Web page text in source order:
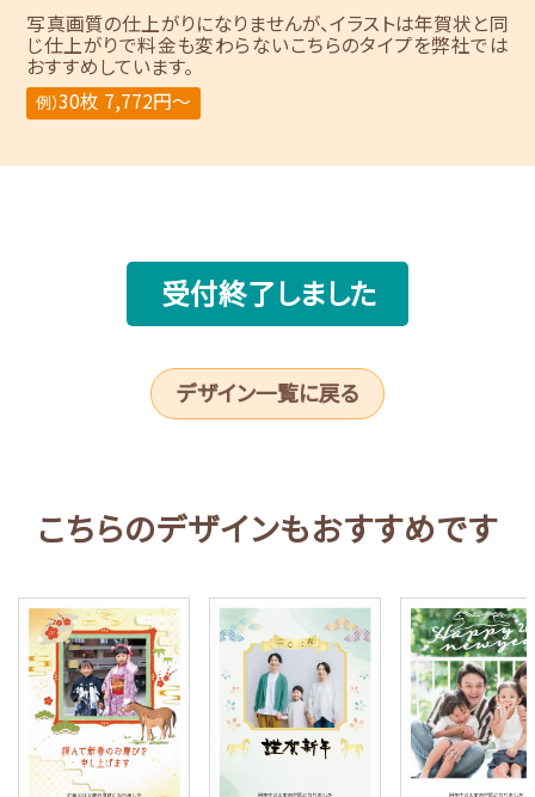
写真画質の仕上がりになりませんが、イラストは年賀状と同
じ仕上がりで料金も変わらないこちらのタイプを弊社では
おすすめしています。
例）30枚 7,772円～
受付終了しました
デザイン一覧に戻る
こちらのデザインもおすすめです